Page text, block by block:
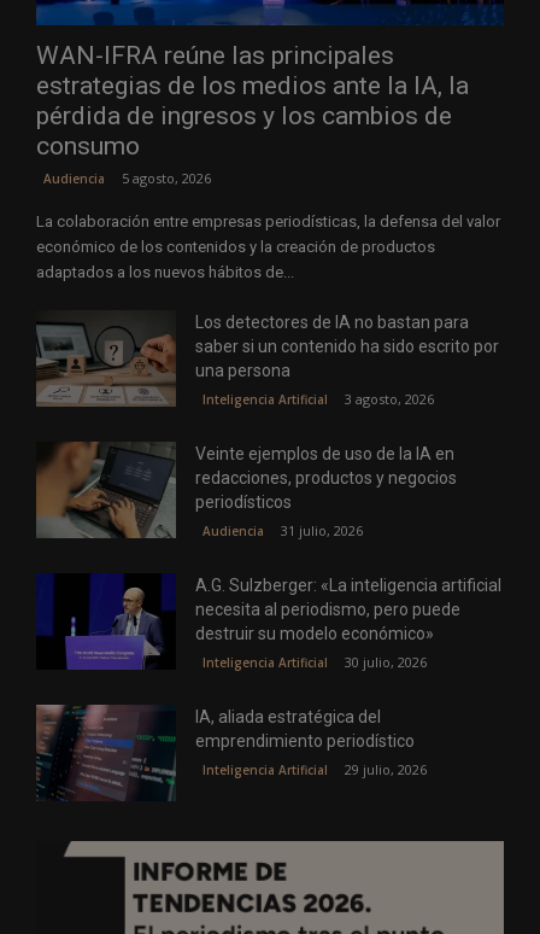
WAN-IFRA reúne las principales
estrategias de los medios ante la IA, la
pérdida de ingresos y los cambios de
consumo
Audiencia 5 agosto, 2026
La colaboración entre empresas periodísticas, la defensa del valor
económico de los contenidos y la creación de productos
adaptados a los nuevos hábitos de...
Los detectores de IA no bastan para
saber si un contenido ha sido escrito por
una persona
Inteligencia Artificial 3 agosto, 2026
Veinte ejemplos de uso de la IA en
redacciones, productos y negocios
periodísticos
Audiencia 31 julio, 2026
A.G. Sulzberger: «La inteligencia artificial
necesita al periodismo, pero puede
destruir su modelo económico»
Inteligencia Artificial 30 julio, 2026
IA, aliada estratégica del
emprendimiento periodístico
Inteligencia Artificial 29 julio, 2026